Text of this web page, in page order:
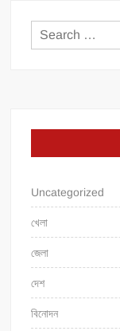
Uncategorized
খেলা
জেলা
দেশ
বিনোদন